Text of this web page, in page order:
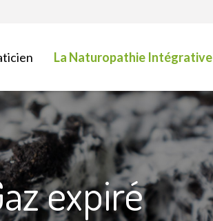
expiré
La Naturopathie Intégrative